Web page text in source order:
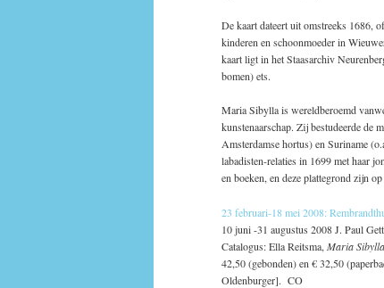
De kaart dateert uit omstreeks 1686,
kinderen en schoonmoeder in
kaart ligt in het Staasarchiv
bomen) ets.
Maria Sibylla is wereldberoemd
kunstenaarschap. Zij bestudeerde de
Amsterdamse hortus) en Suriname
labadisten-relaties in 1699 met haar
en boeken, en deze plattegrond zijn
23 februari-18 mei 2008:
10 juni -31 augustus 2008 J. Paul
Catalogus: Ella Reitsma, Maria
42,50 (gebonden) en € 32,50
Oldenburger]. CO